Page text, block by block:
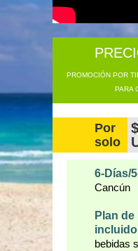
PROMOCIÓN POR
PARA
Por
solo
6-Días/
Cancún
Plan
incluido
bebidas